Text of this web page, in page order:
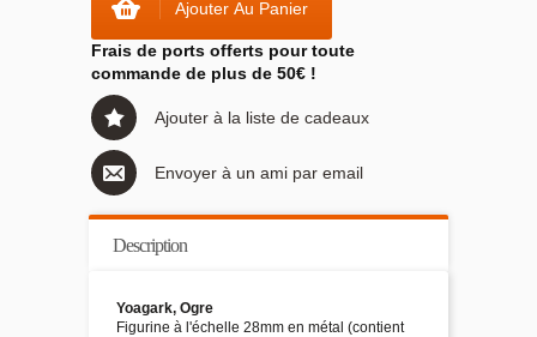
Ajouter Au Panier
Frais de ports offerts pour toute
commande de plus de 50€ !
Ajouter à la liste de cadeaux
Envoyer à un ami par email
Description
Yoagark, Ogre
Figurine à l'échelle 28mm en métal (contient